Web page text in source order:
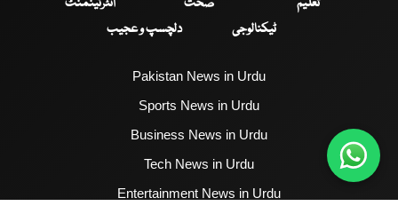
ٹیکنالوجی
دلچسپ و عجیب
Pakistan News in Urdu
Sports News in Urdu
Business News in Urdu
Tech News in Urdu
Entertainment News in Urdu